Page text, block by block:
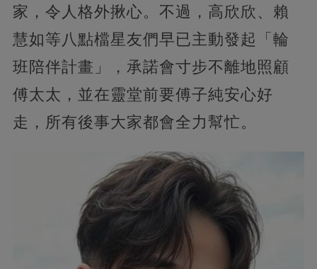
家，令人格外揪心。不過，高欣欣、賴
慧如等八點檔星友們早已主動發起「輪
班陪伴計畫」，承諾會寸步不離地照顧
傅太太，並在靈堂前要傅子純安心好
走，所有後事大家都會全力幫忙。